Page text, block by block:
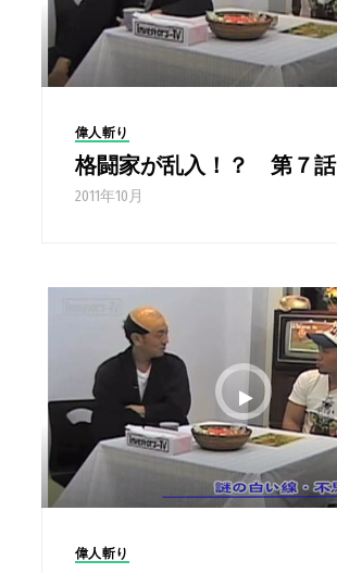
偉人斬り
格闘家が乱入！？ 第７話
2011年10月
偉人斬り